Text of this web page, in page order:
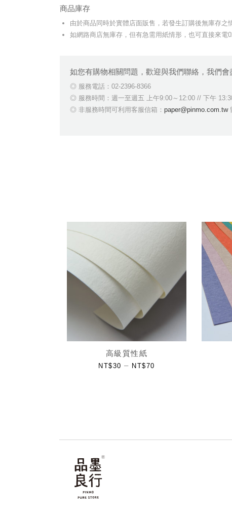
商品庫存
由於商品同時於實體店面販售，若發生訂購後無庫存之
如網路商店無庫存，但有急需用紙情形，也可直接來電
如您有購物相關問題，歡迎與我們聯絡，我們會
服務電話：02-2396-8366
服務時間：週一至週五 上午9:00～12:00 // 下午
非服務時間可利用客服信箱： paper@pinmo.com.tw
高級質性紙
NT$30 – NT$70